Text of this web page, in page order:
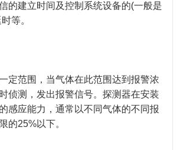
的建立时间及控制系统设备的(一般是
等。
定范围，当气体在此范围达到报警浓
侦测，发出报警信号。探测器在安装
感应能力，通常以不同气体的不同报
的25%以下。